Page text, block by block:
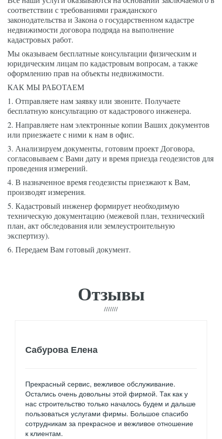
соответствии с требованиями гражданского
законодательства и Закона о государственном кадастре
недвижимости договора подряда на выполнение
кадастровых работ.
Мы оказываем бесплатные консультации физическим и
юридическим лицам по кадастровым вопросам, а также
оформлению прав на объекты недвижимости.
КАК МЫ РАБОТАЕМ
1. Отправляете нам заявку или звоните. Получаете
бесплатную консультацию от кадастрового инженера.
2. Направляете нам электронные копии Ваших документов
или приезжаете с ними к нам в офис.
3. Анализируем документы, готовим проект Договора,
согласовываем с Вами дату и время приезда геодезистов для
проведения измерений.
4. В назначенное время геодезисты приезжают к Вам,
производят измерения.
5. Кадастровый инженер формирует необходимую
техническую документацию (межевой план, технический
план, акт обследования или землеустроительную
экспертизу).
6. Передаем Вам готовый документ.
Отзывы
Сабурова Елена
Прекрасный сервис, вежливое обслуживание.
Остались очень довольны этой фирмой. Так как у
нас строительство только началось будем и дальше
пользоваться услугами фирмы. Большое спасибо
сотрудникам за прекрасное и вежливое отношение
к клиентам.